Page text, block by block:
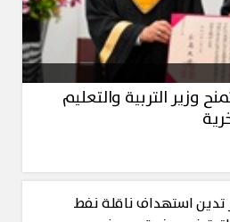
وزير التربية والتعليم
استهداف ناقلة نفط